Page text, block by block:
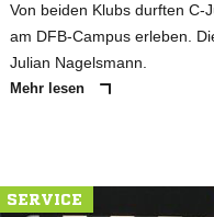
Von beiden Klubs durften C-
am DFB-Campus erleben.
Julian Nagelsmann.
Mehr lesen
SERVICE